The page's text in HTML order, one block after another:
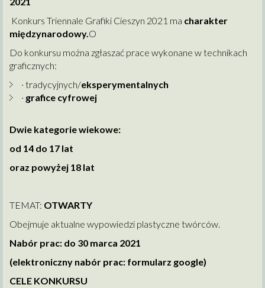
Konkurs Triennale Grafiki Cieszyn 2021 ma charakter
międzynarodowy.O
Do konkursu można zgłaszać prace wykonane w technikach
graficznych:
· tradycyjnych/eksperymentalnych
· grafice cyfrowej
Dwie kategorie wiekowe:
od 14 do 17 lat
oraz powyżej 18 lat
TEMAT: OTWARTY
Obejmuje aktualne wypowiedzi plastyczne twórców.
Nabór prac: do 30 marca 2021
(elektroniczny nabór prac: formularz google)
CELE KONKURSU